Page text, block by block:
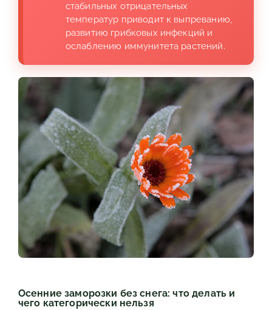
стабильных отрицательных
температур приводит к выпреванию,
развитию грибковых инфекций и
ослаблению иммунитета растений.
Осенние заморозки без снега: что делать и
чего категорически нельзя